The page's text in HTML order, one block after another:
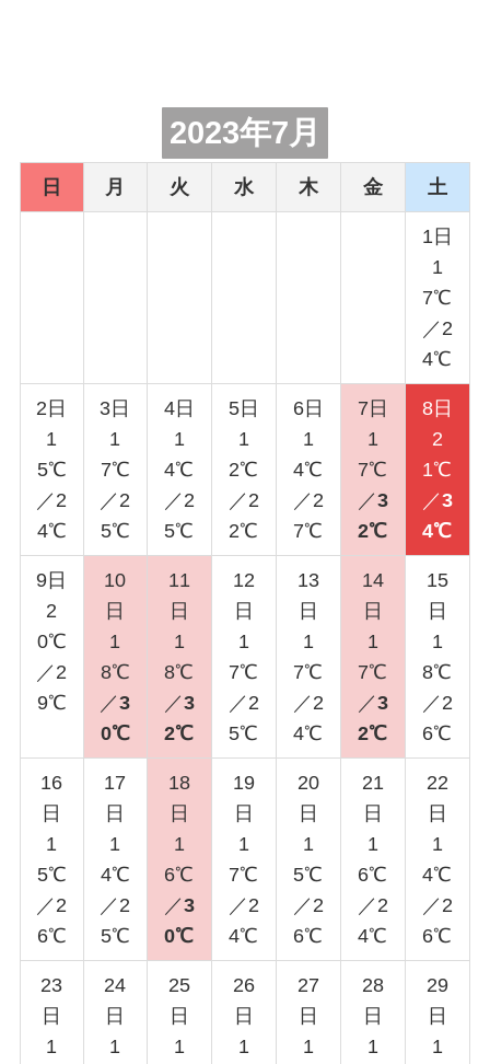
2023年7月
日 月 火 水 木 金 土
1日
1
7℃
／2
4℃
2日
1
5℃
／2
4℃
3日
1
7℃
／2
5℃
4日
1
4℃
／2
5℃
5日
1
2℃
／2
2℃
6日
1
4℃
／2
7℃
7日
1
7℃
／3
2℃
8日
2
1℃
／3
4℃
9日
2
0℃
／2
9℃
10
日
1
8℃
／3
0℃
11
日
1
8℃
／3
2℃
12
日
1
7℃
／2
5℃
13
日
1
7℃
／2
4℃
14
日
1
7℃
／3
2℃
15
日
1
8℃
／2
6℃
16
日
1
5℃
／2
6℃
17
日
1
4℃
／2
5℃
18
日
1
6℃
／3
0℃
19
日
1
7℃
／2
4℃
20
日
1
5℃
／2
6℃
21
日
1
6℃
／2
4℃
22
日
1
4℃
／2
6℃
23
日
1
24
日
1
25
日
1
26
日
1
27
日
1
28
日
1
29
日
1